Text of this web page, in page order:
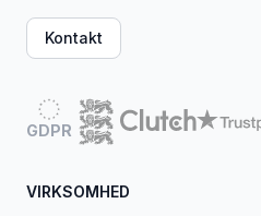
Kontakt
GDPR
VIRKSOMHED